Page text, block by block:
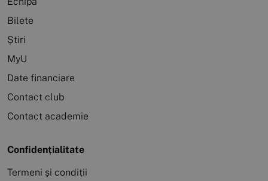
Bilete
Știri
MyU
Date financiare
Contact club
Contact academie
Confidențialitate
Termeni și condiții